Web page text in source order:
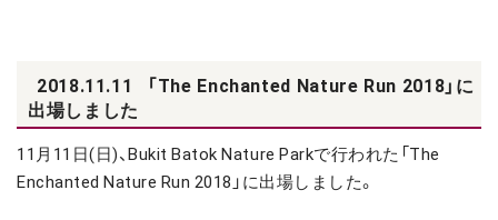
2018.11.11
「The Enchanted Nature Run 2018」に
出場しました
11月11日(日)、Bukit Batok Nature Parkで行われた「The
Enchanted Nature Run 2018」に出場しました。